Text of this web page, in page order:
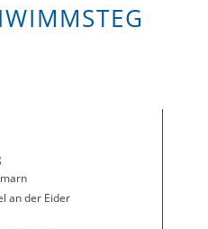
an der Eider